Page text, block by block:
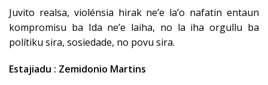
Juvito realsa, violénsia hirak ne’e la’o nafatin entaun
kompromisu ba Ida ne’e laiha, no la iha orgullu ba
polítiku sira, sosiedade, no povu sira.
Estajiadu : Zemidonio Martins